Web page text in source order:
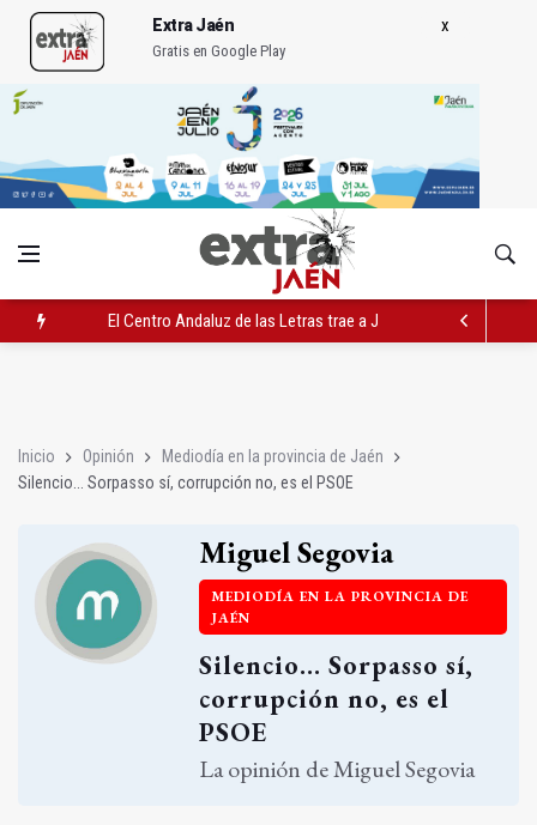
Extra Jaén
Gratis en Google Play
El Centro Andaluz de las Letras trae a Jaén al filósofo Omar
Inicio Opinión
Mediodía en la provincia de Jaén
Silencio... Sorpasso sí, corrupción no, es el PSOE
Miguel Segovia
MEDIODÍA EN LA PROVINCIA DE
JAÉN
Silencio... Sorpasso sí,
corrupción no, es el
PSOE
La opinión de Miguel Segovia